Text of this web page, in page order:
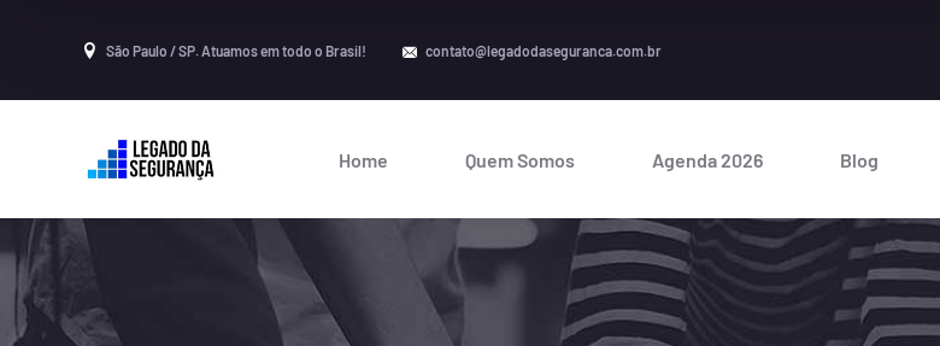
São Paulo / SP. Atuamos em todo o Brasil! contato@legadodaseguranca.com.br
Home Quem Somos Agenda 2026 Blog